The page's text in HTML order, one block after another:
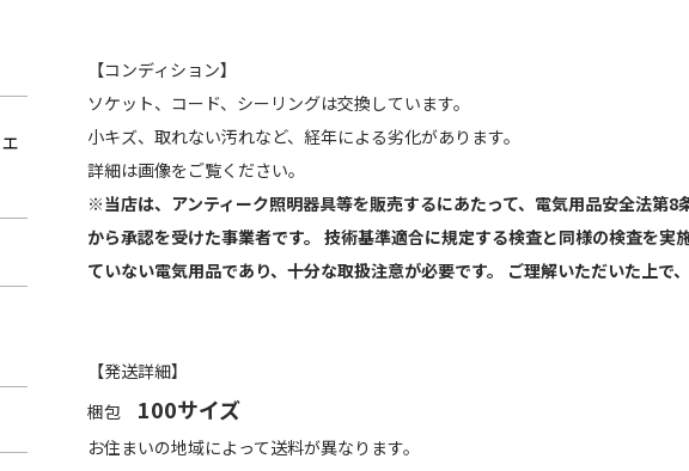
【コンディション】
ソケット、コード、シーリングは交換しています。
小キズ、取れない汚れなど、経年による劣化があります。
詳細は画像をご覧ください。
※当店は、アンティーク照明器具等を販売するにあたって、電気用品安全法第
から承認を受けた事業者です。 技術基準適合に規定する検査と同様の検査を
ていない電気用品であり、十分な取扱注意が必要です。 ご理解いただいた上で
【発送詳細】
梱包 100サイズ
お住まいの地域によって送料が異なります。